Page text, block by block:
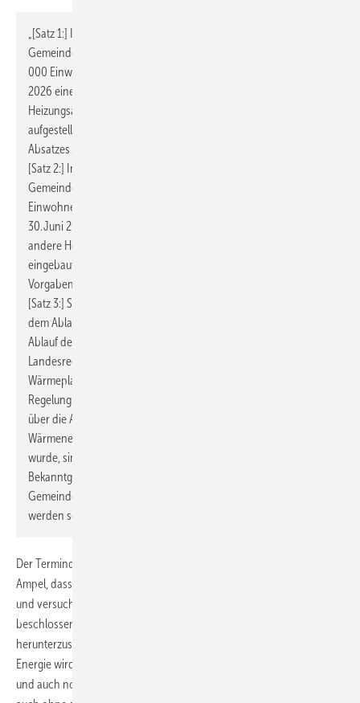
„[Satz 1:] In einem bestehenden Gebäude, das in einem
Gemeindegebiet liegt, in dem am 1. Januar 2024 mehr als 100
000 Einwohner gemeldet sind, kann bis zum Ablauf des 30. Juni
2026 eine Heizungsanlage ausgetauscht und eine andere
Heizungsanlage zum Zweck der Inbetriebnahme eingebaut oder
aufgestellt und betrieben werden, die nicht die Vorgaben des
Absatzes 1 erfüllt.
[Satz 2:] In einem bestehenden Gebäude, das in einem
Gemeindegebiet liegt, in dem am 1. Januar 2024 100 000
Einwohner oder weniger gemeldet sind, kann bis zum Ablauf des
30. Juni 2028 eine Heizungsanlage ausgetauscht und eine
andere Heizungsanlage zum Zweck der Inbetriebnahme
eingebaut oder aufgestellt und betrieben werden, die nicht die
Vorgaben des Absatzes 1 erfüllt.
[Satz 3:] Sofern das Gebäude in einem Gebiet liegt, für das vor
dem Ablauf des 30. Juni 2026 im Fall des Satzes 1 oder vor dem
Ablauf des 30. Juni 2028 im Fall des Satzes 2 durch die nach
Landesrecht zuständige Stelle unter Berücksichtigung eines
Wärmeplans, der auf der Grundlage einer bundesgesetzlichen
Regelung zur Wärmeplanung erstellt wurde, eine Entscheidung
über die Ausweisung als Gebiet zum Neu- oder Ausbau eines
Wärmenetzes oder als Wasserstoffnetzausbaugebiet getroffen
wurde, sind die Anforderungen nach Absatz 1 einen Monat nach
Bekanntgabe dieser Entscheidung anzuwenden.
Gemeindegebiete, in denen keine Wärmeplanung vorliegt,
werden so behandelt, als läge eine Wärmeplanung vor.“
Der Termindruck entsteht vielmehr aus dem Misstrauen innerhalb der
Ampel, dass sich die FDP nach der Sommerpause erneut querstellen
und versuchen könnte, die ursprünglich von der Ampel gemeinsam
beschlossenen Anforderungen noch weiter zu verwässern und
herunterzuschrauben. Ein Heizungsbetrieb mit 65 % erneuerbare
Energie wird bei vielen der vorgesehenen Optionen nicht ab 2024
und auch noch nicht im Jahr 2034 oder aber als Systemeigenschaft